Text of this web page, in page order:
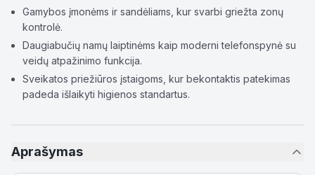
Gamybos įmonėms ir sandėliams, kur svarbi griežta zonų
kontrolė.
Daugiabučių namų laiptinėms kaip moderni telefonspynė su
veidų atpažinimo funkcija.
Sveikatos priežiūros įstaigoms, kur bekontaktis patekimas
padeda išlaikyti higienos standartus.
Aprašymas